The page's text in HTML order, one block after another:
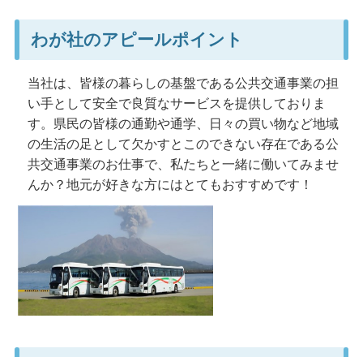
わが社のアピールポイント
当社は、皆様の暮らしの基盤である公共交通事業の担
い手として安全で良質なサービスを提供しておりま
す。県民の皆様の通勤や通学、日々の買い物など地域
の生活の足として欠かすとこのできない存在である公
共交通事業のお仕事で、私たちと一緒に働いてみませ
んか？地元が好きな方にはとてもおすすめです！